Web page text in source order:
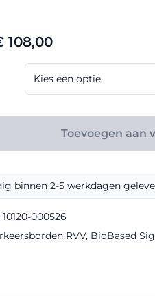
108,00Prijsklasse:
€ 101,20
tot
€ 108,00
Toevoegen aan
binnen 2-5 werkdagen
10120-000526
RVV, BioBased